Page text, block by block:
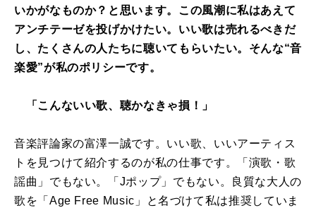
いかがなものか？と思います。この風潮に私はあえて
アンチテーゼを投げかけたい。いい歌は売れるべきだ
し、たくさんの人たちに聴いてもらいたい。そんな“音
楽愛”が私のポリシーです。
「こんないい歌、聴かなきゃ損！」
音楽評論家の富澤一誠です。いい歌、いいアーティス
トを見つけて紹介するのが私の仕事です。「演歌・歌
謡曲」でもない。「Jポップ」でもない。良質な大人の
歌を「Age Free Music」と名づけて私は推奨していま